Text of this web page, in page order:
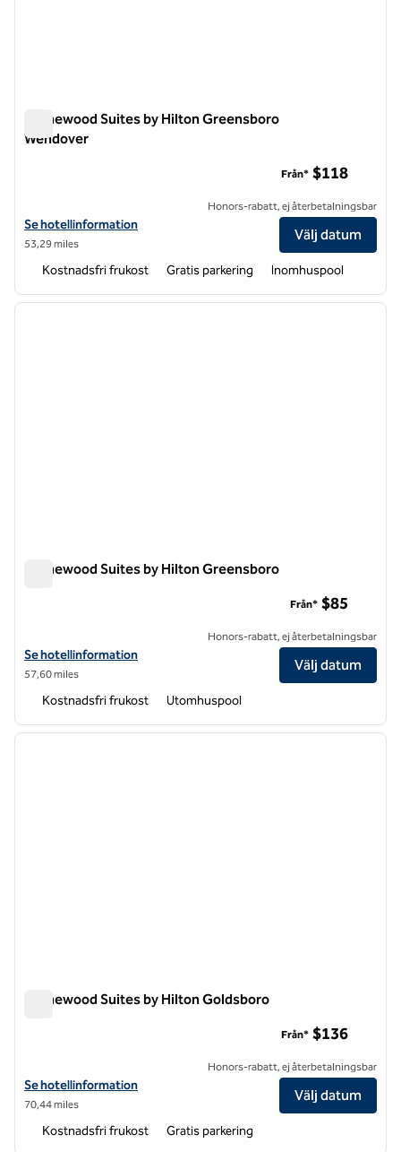
Homewood Suites by Hilton Greensboro
Wendover
Visa hotelluppgifter för Homewood Suites by Hilton Greensboro
Se hotellinformation
53,29 miles
Från* $118
Honors-rabatt, ej återbetalningsbar
Välj datum
Kostnadsfri frukost Gratis parkering Inomhuspool
1 av 12
nästa
Homewood Suites by Hilton Greensboro
Visa hotelluppgifter för Homewood Suites by Hilton Greensboro
Se hotellinformation
57,60 miles
Från* $85
Honors-rabatt, ej återbetalningsbar
Välj datum
Kostnadsfri frukost Utomhuspool
1 av 12
nästa
Homewood Suites by Hilton Goldsboro
Visa hotelluppgifter för Homewood Suites by Hilton Goldsboro
Se hotellinformation
70,44 miles
Från* $136
Honors-rabatt, ej återbetalningsbar
Välj datum
Kostnadsfri frukost Gratis parkering